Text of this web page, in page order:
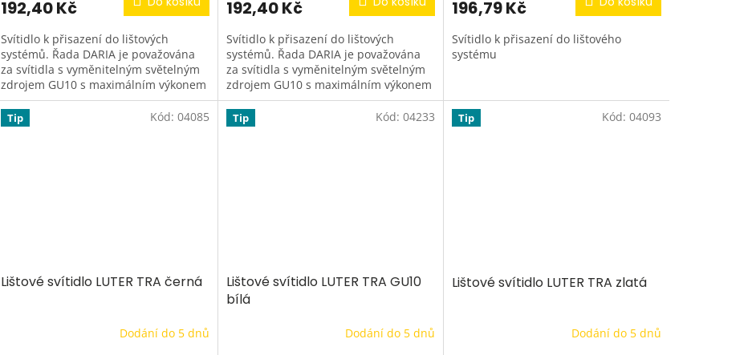
192,40 Kč
Svítidlo k přisazení do lištových
systémů. Řada DARIA je považována
za svítidla s vyměnitelným světelným
zdrojem GU10 s maximálním výkonem
35 W. Každý uživatel tak může...
192,40 Kč
Svítidlo k přisazení do lištových
systémů. Řada DARIA je považována
za svítidla s vyměnitelným světelným
zdrojem GU10 s maximálním výkonem
35 W. Každý uživatel tak může...
196,79 Kč
Svítidlo k přisazení do lištového
systému
Tip
Lištové svítidlo LUTER TRA černá
Dodání do 5 dnů
Kód: 04085 Tip
Lištové svítidlo LUTER TRA GU10
bílá
Dodání do 5 dnů
Kód: 04233 Tip
Lištové svítidlo LUTER TRA zlatá
Dodání do 5 dnů
Kód: 04093